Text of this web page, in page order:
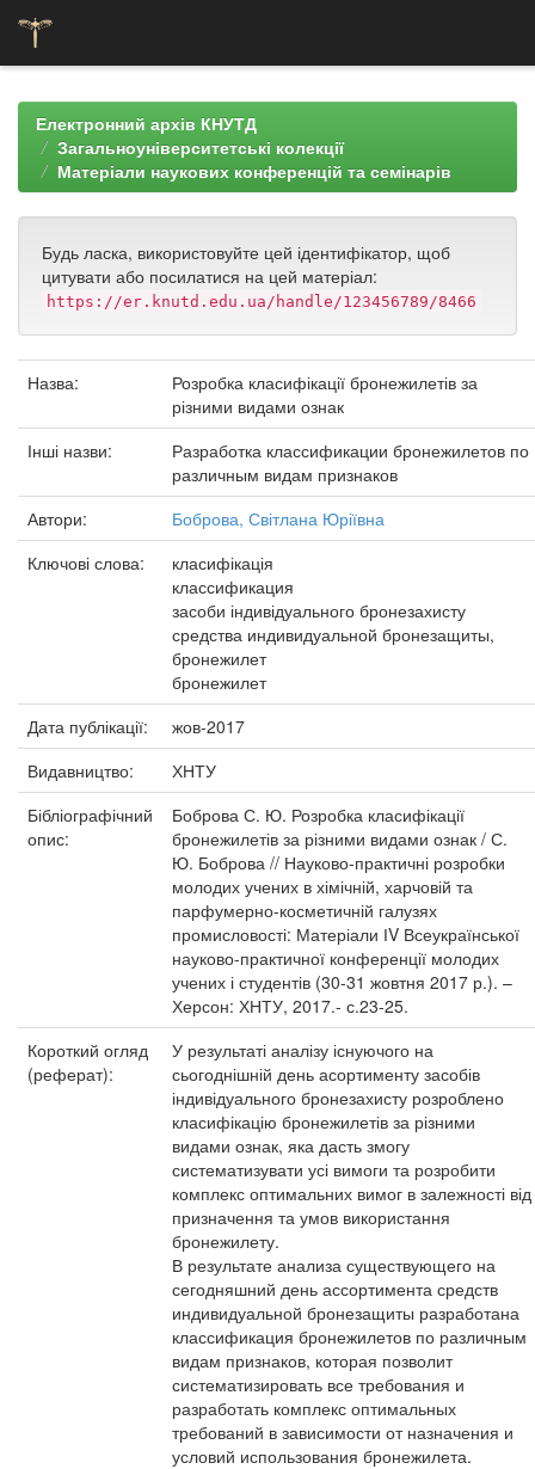
navigationЕлектронний архів КНУТД
Загальноуніверситетські колекції
Матеріали наукових конференцій та семінарів
Будь ласка, використовуйте цей ідентифікатор, щоб
цитувати або посилатися на цей матеріал:
https://er.knutd.edu.ua/handle/123456789/8466
Назва:
Розробка класифікації бронежилетів за
різними видами ознак
Інші назви:
Разработка классификации бронежилетов по
различным видам признаков
Автори:
Боброва, Світлана Юріївна
Ключові слова:
класифікація
классификация
засоби індивідуального бронезахисту
средства индивидуальной бронезащиты,
бронежилет
бронежилет
Дата публікації:
жов-2017
Видавництво:
ХНТУ
Бібліографічний
опис:
Боброва С. Ю. Розробка класифікації
бронежилетів за різними видами ознак / С.
Ю. Боброва // Науково-практичні розробки
молодих учених в хімічній, харчовій та
парфумерно-косметичній галузях
промисловості: Матеріали ІV Всеукраїнської
науково-практичної конференції молодих
учених і студентів (30-31 жовтня 2017 р.). –
Херсон: ХНТУ, 2017.- с.23-25.
Короткий огляд
(реферат):
У результаті аналізу існуючого на
сьогоднішній день асортименту засобів
індивідуального бронезахисту розроблено
класифікацію бронежилетів за різними
видами ознак, яка дасть змогу
систематизувати усі вимоги та розробити
комплекс оптимальних вимог в залежності від
призначення та умов використання
бронежилету.
В результате анализа существующего на
сегодняшний день ассортимента средств
индивидуальной бронезащиты разработана
классификация бронежилетов по различным
видам признаков, которая позволит
систематизировать все требования и
разработать комплекс оптимальных
требований в зависимости от назначения и
условий использования бронежилета.